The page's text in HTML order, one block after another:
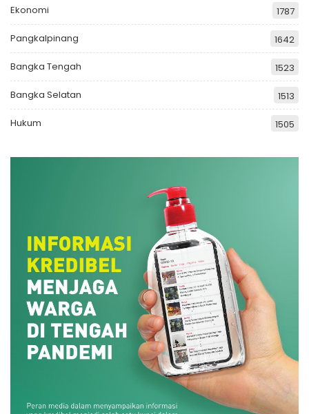
Ekonomi 1787
Pangkalpinang 1642
Bangka Tengah 1523
Bangka Selatan 1513
Hukum 1505